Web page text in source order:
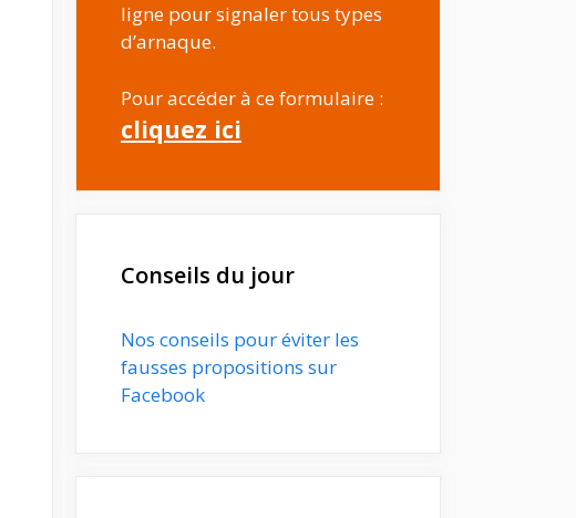
ligne pour signaler tous types
d’arnaque.
Pour accéder à ce formulaire :
cliquez ici
Conseils du jour
Nos conseils pour éviter les
fausses propositions sur
Facebook